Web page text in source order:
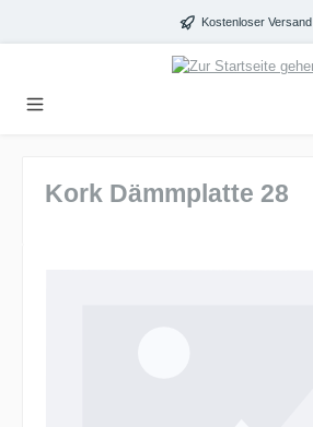
Kostenloser Versand
Kork Dämmplatte 28